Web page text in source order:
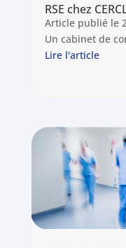
Article publié le
Un cabinet de
Lire l'article